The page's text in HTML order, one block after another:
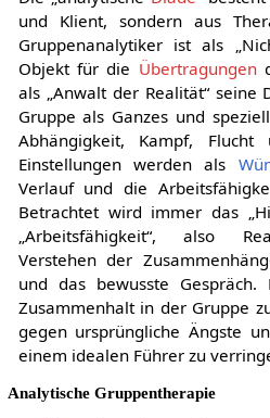
und Klient, sondern aus
Gruppenanalytiker ist als
Objekt für die Übertragungen
als „Anwalt der Realität“
Gruppe als Ganzes und
Abhängigkeit, Kampf, Flucht
Einstellungen werden als
Verlauf und die
Betrachtet wird immer das
„Arbeitsfähigkeit“, also
Verstehen der
und das bewusste
Zusammenhalt in der Gruppe
gegen ursprüngliche Ängste
einem idealen Führer zu
Analytische Gruppentherapie